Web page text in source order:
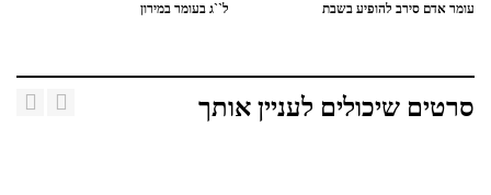
עומר אדם סירב להופיע בשבת ל``ג בעומר במירון
סרטים שיכולים לעניין אותך